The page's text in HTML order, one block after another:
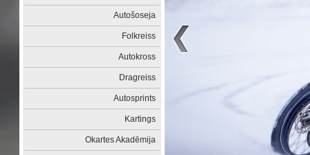
Autošoseja
Folkreiss
Autokross
Dragreiss
Autosprints
Kartings
Okartes Akadēmija